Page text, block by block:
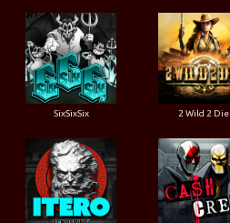
SixSixSix 2 Wild 2 Die